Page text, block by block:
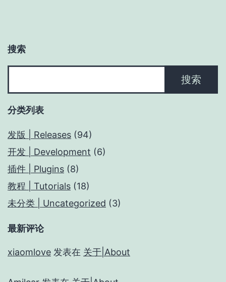
搜索
搜索
分类列表
发版 | Releases (94)
开发 | Development (6)
插件 | Plugins (8)
教程 | Tutorials (18)
未分类 | Uncategorized (3)
最新评论
xiaomlove 发表在 关于|About